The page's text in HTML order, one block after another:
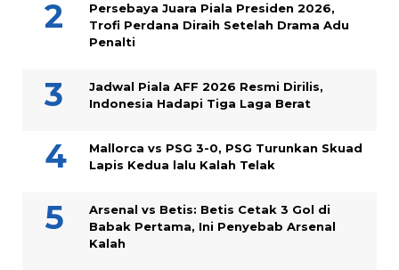
Persebaya Juara Piala Presiden 2026,
Trofi Perdana Diraih Setelah Drama Adu
Penalti
Jadwal Piala AFF 2026 Resmi Dirilis,
Indonesia Hadapi Tiga Laga Berat
Mallorca vs PSG 3-0, PSG Turunkan Skuad
Lapis Kedua lalu Kalah Telak
Arsenal vs Betis: Betis Cetak 3 Gol di
Babak Pertama, Ini Penyebab Arsenal
Kalah